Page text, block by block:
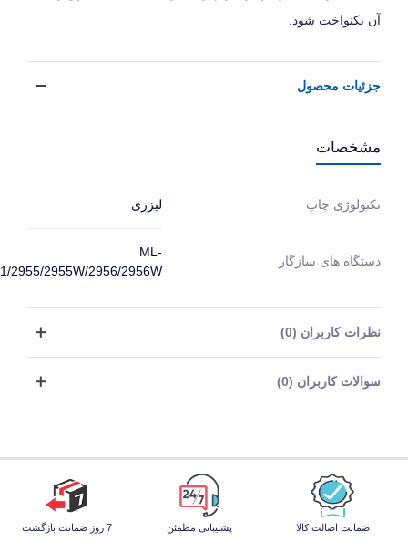
آن یکنواخت شود.
جزئیات محصول
مشخصات
تکنولوژی چاپ لیزری
دستگاه های سازگار
ML-
2955/2955W/2956/2956W
نظرات کاربران (0)
سوالات کاربران (0)
ضمانت اصالت کالا پشتیبانی مطمئن 7 روز ضمانت بازگشت